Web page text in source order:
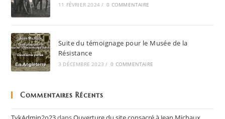
11 FÉVRIER 2024 / 0 COMMENTAIRE
Suite du témoignage pour le Musée de la
Résistance
3 DÉCEMBRE 2023 / 0 COMMENTAIRE
Commentaires Récents